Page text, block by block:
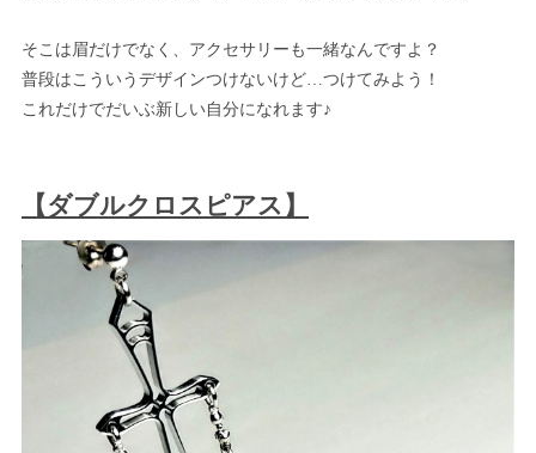
そこは眉だけでなく、アクセサリーも一緒なんですよ？
普段はこういうデザインつけないけど…つけてみよう！
これだけでだいぶ新しい自分になれます♪
【ダブルクロスピアス】